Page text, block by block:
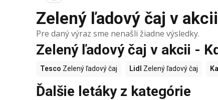
Zelený ľadový čaj v
Pre daný výraz sme nenašli žiadne výsledky.
Zelený ľadový čaj v akcii -
Tesco Zelený ľadový čaj Lidl Zelený ľadový čaj
Ďalšie letáky z kategórie